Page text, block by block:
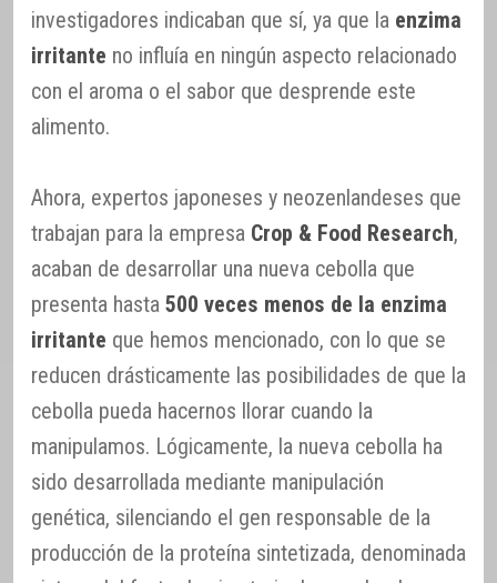
investigadores indicaban que sí, ya que la enzima
irritante no influía en ningún aspecto relacionado
con el aroma o el sabor que desprende este
alimento.
Ahora, expertos japoneses y neozenlandeses que
trabajan para la empresa Crop & Food Research,
acaban de desarrollar una nueva cebolla que
presenta hasta 500 veces menos de la enzima
irritante que hemos mencionado, con lo que se
reducen drásticamente las posibilidades de que la
cebolla pueda hacernos llorar cuando la
manipulamos. Lógicamente, la nueva cebolla ha
sido desarrollada mediante manipulación
genética, silenciando el gen responsable de la
producción de la proteína sintetizada, denominada